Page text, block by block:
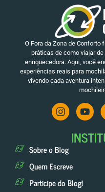
O Fora da Zona de Conforto
práticas de como viajar
enriquecedora. Aqui, você
experiências reais para
vivendo cada aventura
Sobre o Blog
Quem Escreve
Participe do Blog!